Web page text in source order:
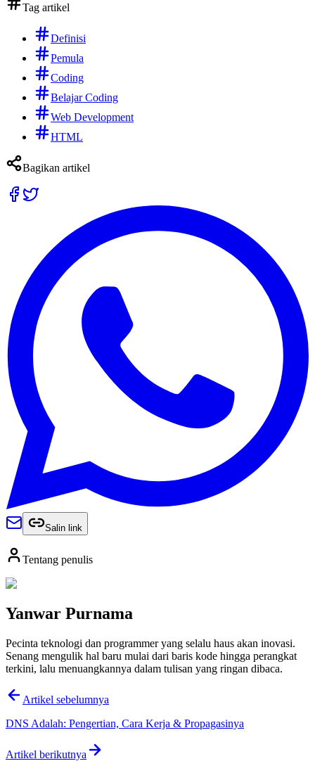
Tag artikel
Definisi
Pemula
Coding
Belajar Coding
Web Development
HTML
Bagikan artikel
Salin link
Tentang penulis
Yanwar Purnama
Pecinta teknologi dan programmer yang selalu haus akan inovasi.
Senang mengulik hal baru mulai dari baris kode hingga perangkat
terkini, lalu menuangkannya dalam tulisan yang ringan dibaca.
Artikel sebelumnya
DNS Adalah: Pengertian, Cara Kerja & Propagasinya
Artikel berikutnya